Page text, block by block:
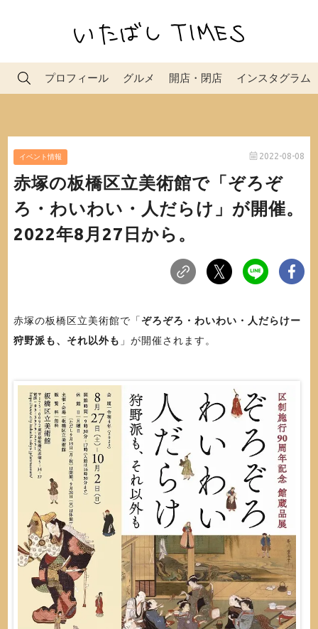
プロフィール グルメ 開店・閉店 インスタグラム
イベント情報 2022-08-08
赤塚の板橋区立美術館で「ぞろぞ
ろ・わいわい・人だらけ」が開催。
2022年8月27日から。
赤塚の板橋区立美術館で「 ぞろぞろ・わいわい・人だらけー
狩野派も、それ以外も 」が開催されます。